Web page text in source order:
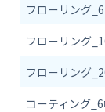
フローリング
フローリング
フローリング
コーティング